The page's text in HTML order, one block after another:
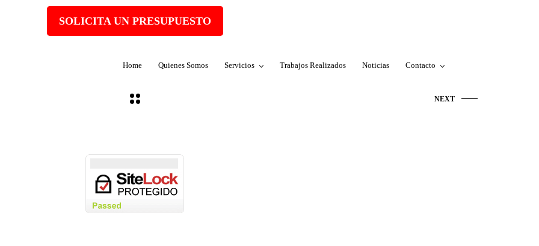
SOLICITA UN PRESUPUESTO
Home Quienes Somos Servicios Trabajos Realizados Noticias Contacto
NEXT